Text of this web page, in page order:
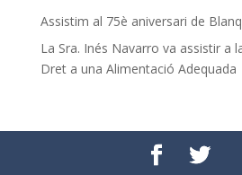
Assistim al 75è aniversari de
La Sra. Inés Navarro va assistir a
Dret a una Alimentació Adequada